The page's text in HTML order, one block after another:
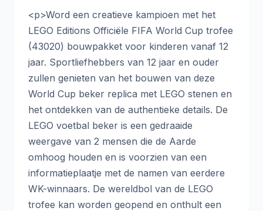
<p>Word een creatieve kampioen met het
LEGO Editions Officiële FIFA World Cup trofee
(43020) bouwpakket voor kinderen vanaf 12
jaar. Sportliefhebbers van 12 jaar en ouder
zullen genieten van het bouwen van deze
World Cup beker replica met LEGO stenen en
het ontdekken van de authentieke details. De
LEGO voetbal beker is een gedraaide
weergave van 2 mensen die de Aarde
omhoog houden en is voorzien van een
informatieplaatje met de namen van eerdere
WK-winnaars. De wereldbol van de LEGO
trofee kan worden geopend en onthult een